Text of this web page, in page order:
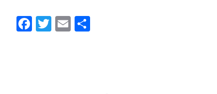
Facebook
Twitter
Email